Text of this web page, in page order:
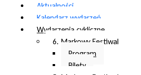
Aktualności
Kalendarz wydarzeń
Wydarzenia cykliczne
6. Markowy Festiwal
Program
Bilety